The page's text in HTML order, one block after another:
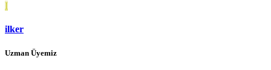
I
ilker
Uzman Üyemiz